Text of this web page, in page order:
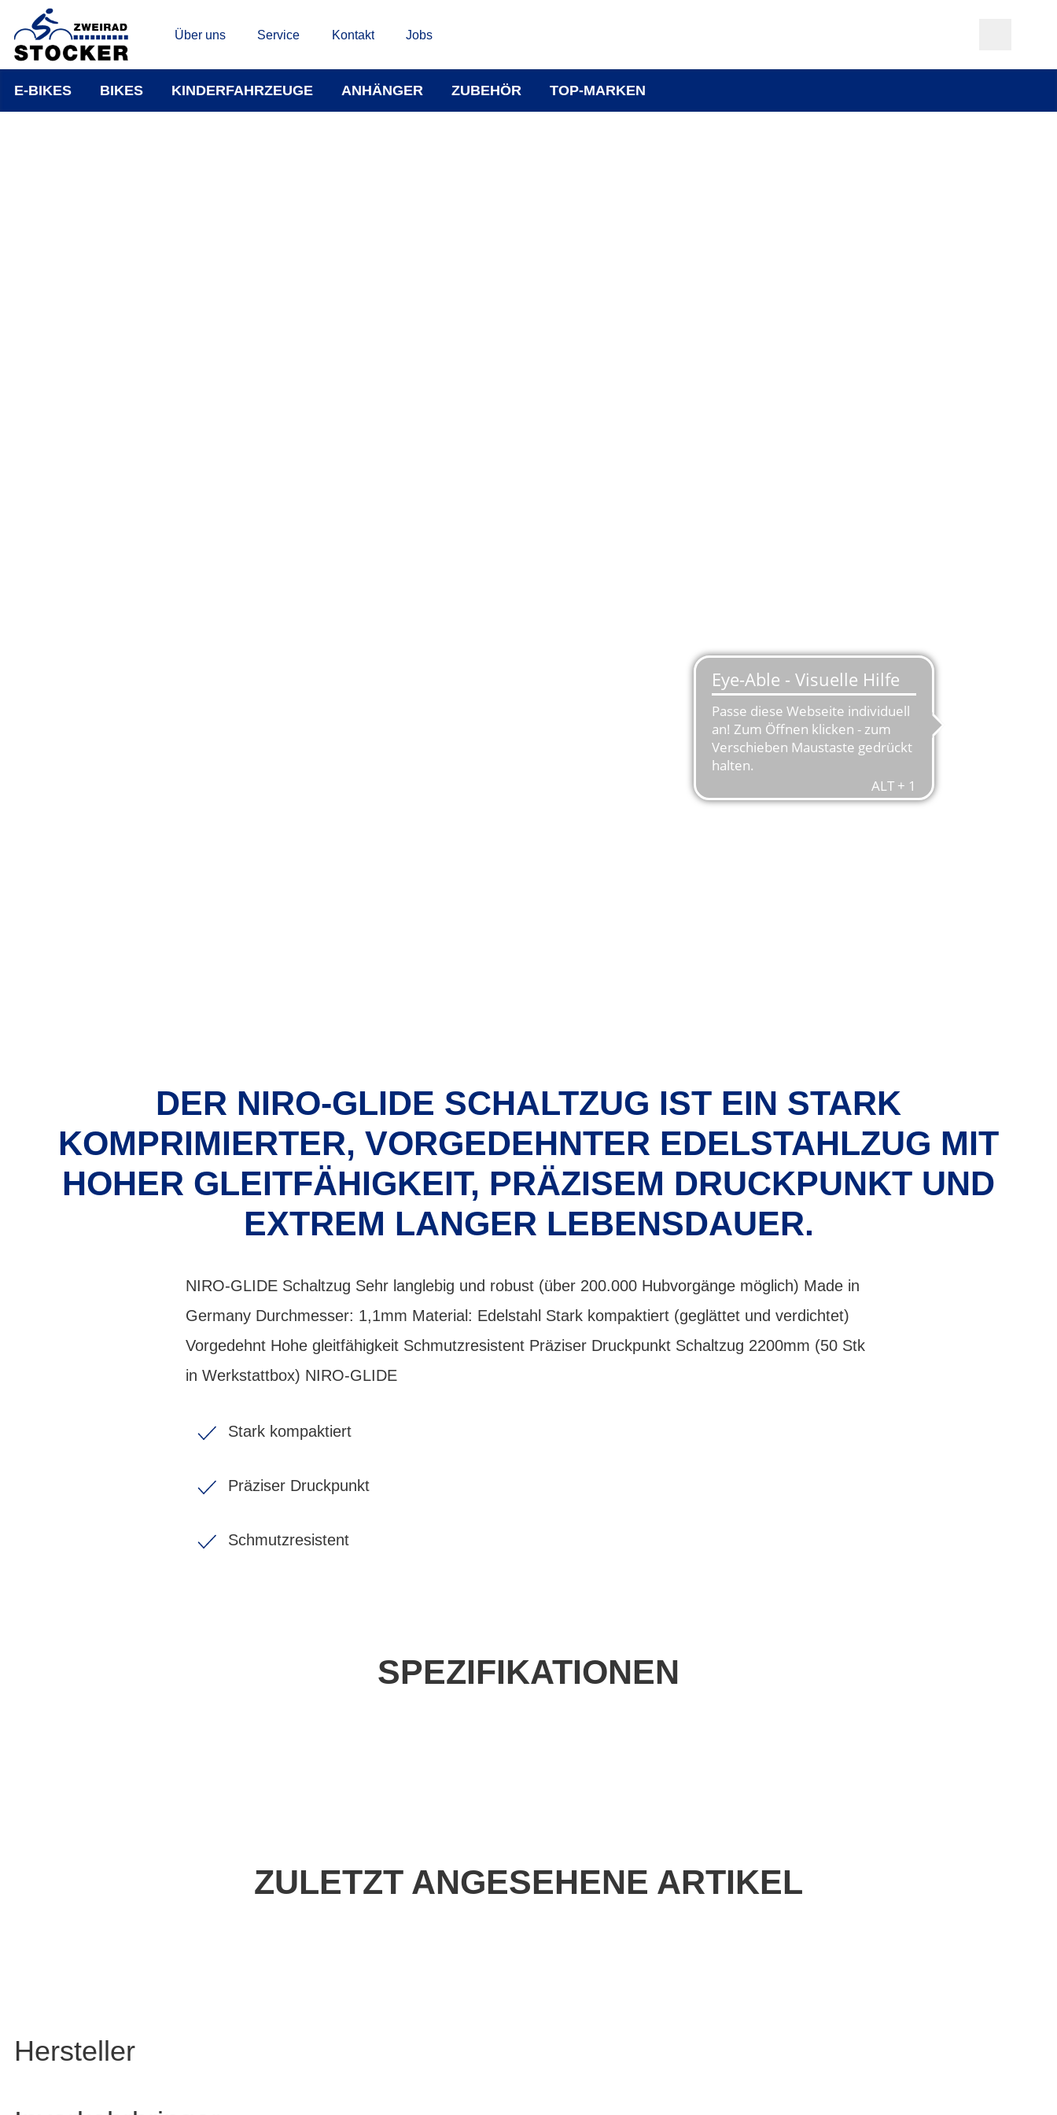
Über uns Service Kontakt Jobs
E-BIKES BIKES KINDERFAHRZEUGE ANHÄNGER ZUBEHÖR TOP-MARKEN
DER NIRO-GLIDE SCHALTZUG IST EIN STARK
KOMPRIMIERTER, VORGEDEHNTER EDELSTAHLZUG MIT
HOHER GLEITFÄHIGKEIT, PRÄZISEM DRUCKPUNKT UND
EXTREM LANGER LEBENSDAUER.
NIRO-GLIDE Schaltzug Sehr langlebig und robust (über 200.000 Hubvorgänge möglich) Made in
Germany Durchmesser: 1,1mm Material: Edelstahl Stark kompaktiert (geglättet und verdichtet)
Vorgedehnt Hohe gleitfähigkeit Schmutzresistent Präziser Druckpunkt Schaltzug 2200mm (50 Stk
in Werkstattbox) NIRO-GLIDE
Stark kompaktiert
Präziser Druckpunkt
Schmutzresistent
SPEZIFIKATIONEN
ZULETZT ANGESEHENE ARTIKEL
Hersteller